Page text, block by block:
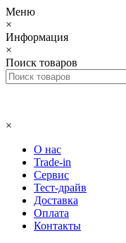
Меню
×
Информация
×
Поиск товаров
×
О нас
Trade-in
Сервис
Тест-драйв
Доставка
Оплата
Контакты